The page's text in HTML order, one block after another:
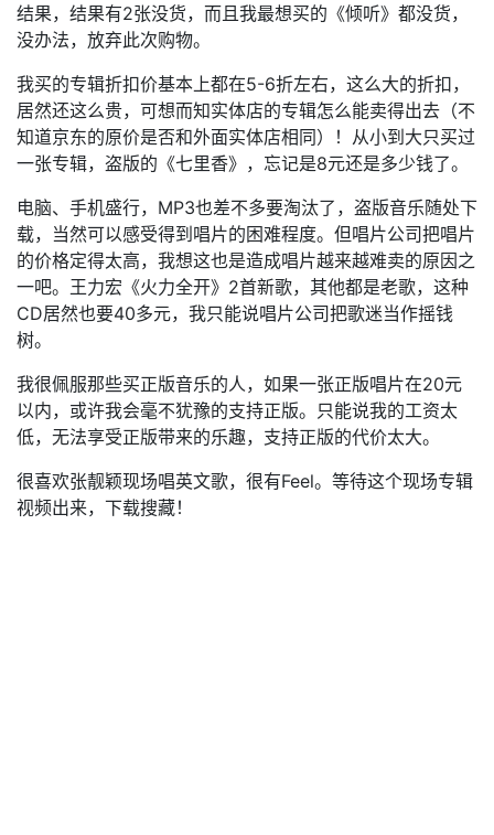
结果，结果有2张没货，而且我最想买的《倾听》都没货，
没办法，放弃此次购物。
我买的专辑折扣价基本上都在5-6折左右，这么大的折扣，
居然还这么贵，可想而知实体店的专辑怎么能卖得出去（不
知道京东的原价是否和外面实体店相同）！从小到大只买过
一张专辑，盗版的《七里香》，忘记是8元还是多少钱了。
电脑、手机盛行，MP3也差不多要淘汰了，盗版音乐随处下
载，当然可以感受得到唱片的困难程度。但唱片公司把唱片
的价格定得太高，我想这也是造成唱片越来越难卖的原因之
一吧。王力宏《火力全开》2首新歌，其他都是老歌，这种
CD居然也要40多元，我只能说唱片公司把歌迷当作摇钱
树。
我很佩服那些买正版音乐的人，如果一张正版唱片在20元
以内，或许我会毫不犹豫的支持正版。只能说我的工资太
低，无法享受正版带来的乐趣，支持正版的代价太大。
很喜欢张靓颖现场唱英文歌，很有Feel。等待这个现场专辑
视频出来，下载搜藏！